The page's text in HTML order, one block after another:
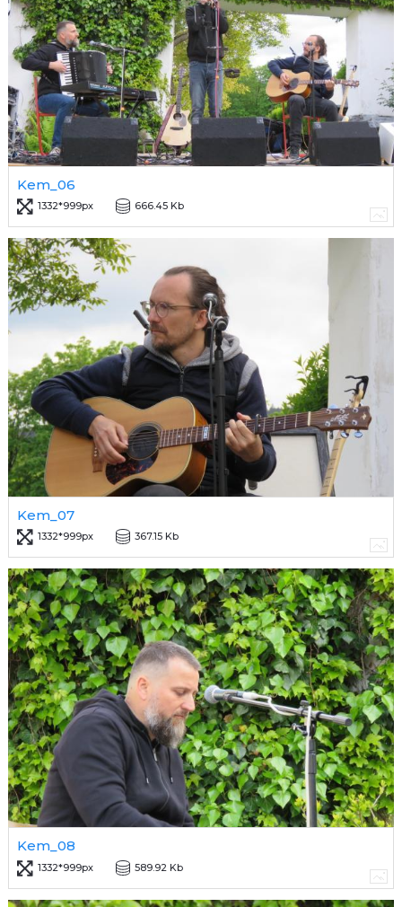
Kem_06
1332*999px 666.45 Kb
Kem_07
1332*999px 367.15 Kb
Kem_08
1332*999px 589.92 Kb